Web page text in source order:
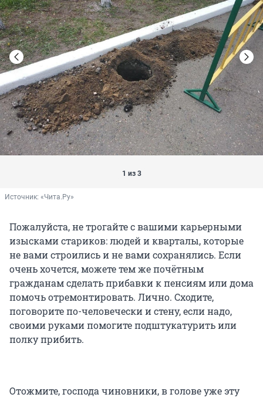
1 из 3
Источник: «Чита.Ру»
Пожалуйста, не трогайте с вашими карьерными
изысками стариков: людей и кварталы, которые
не вами строились и не вами сохранялись. Если
очень хочется, можете тем же почётным
гражданам сделать прибавки к пенсиям или дома
помочь отремонтировать. Лично. Сходите,
поговорите по-человечески и стену, если надо,
своими руками помогите подштукатурить или
полку прибить.
Отожмите, господа чиновники, в голове уже эту